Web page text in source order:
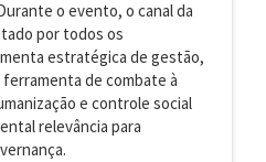
o evento, o canal da
por todos os
estratégica de gestão,
de combate à
e controle social
relevância para